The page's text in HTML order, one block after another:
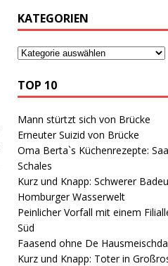
KATEGORIEN
TOP 10
Mann stürtzt sich von Brücke
Erneuter Suizid von Brücke
Oma Berta`s Küchenrezepte:
Schales
Kurz und Knapp: Schwerer
Homburger Wasserwelt
Peinlicher Vorfall mit einem
Süd
Faasend ohne De Hausmeischda
Kurz und Knapp: Toter in